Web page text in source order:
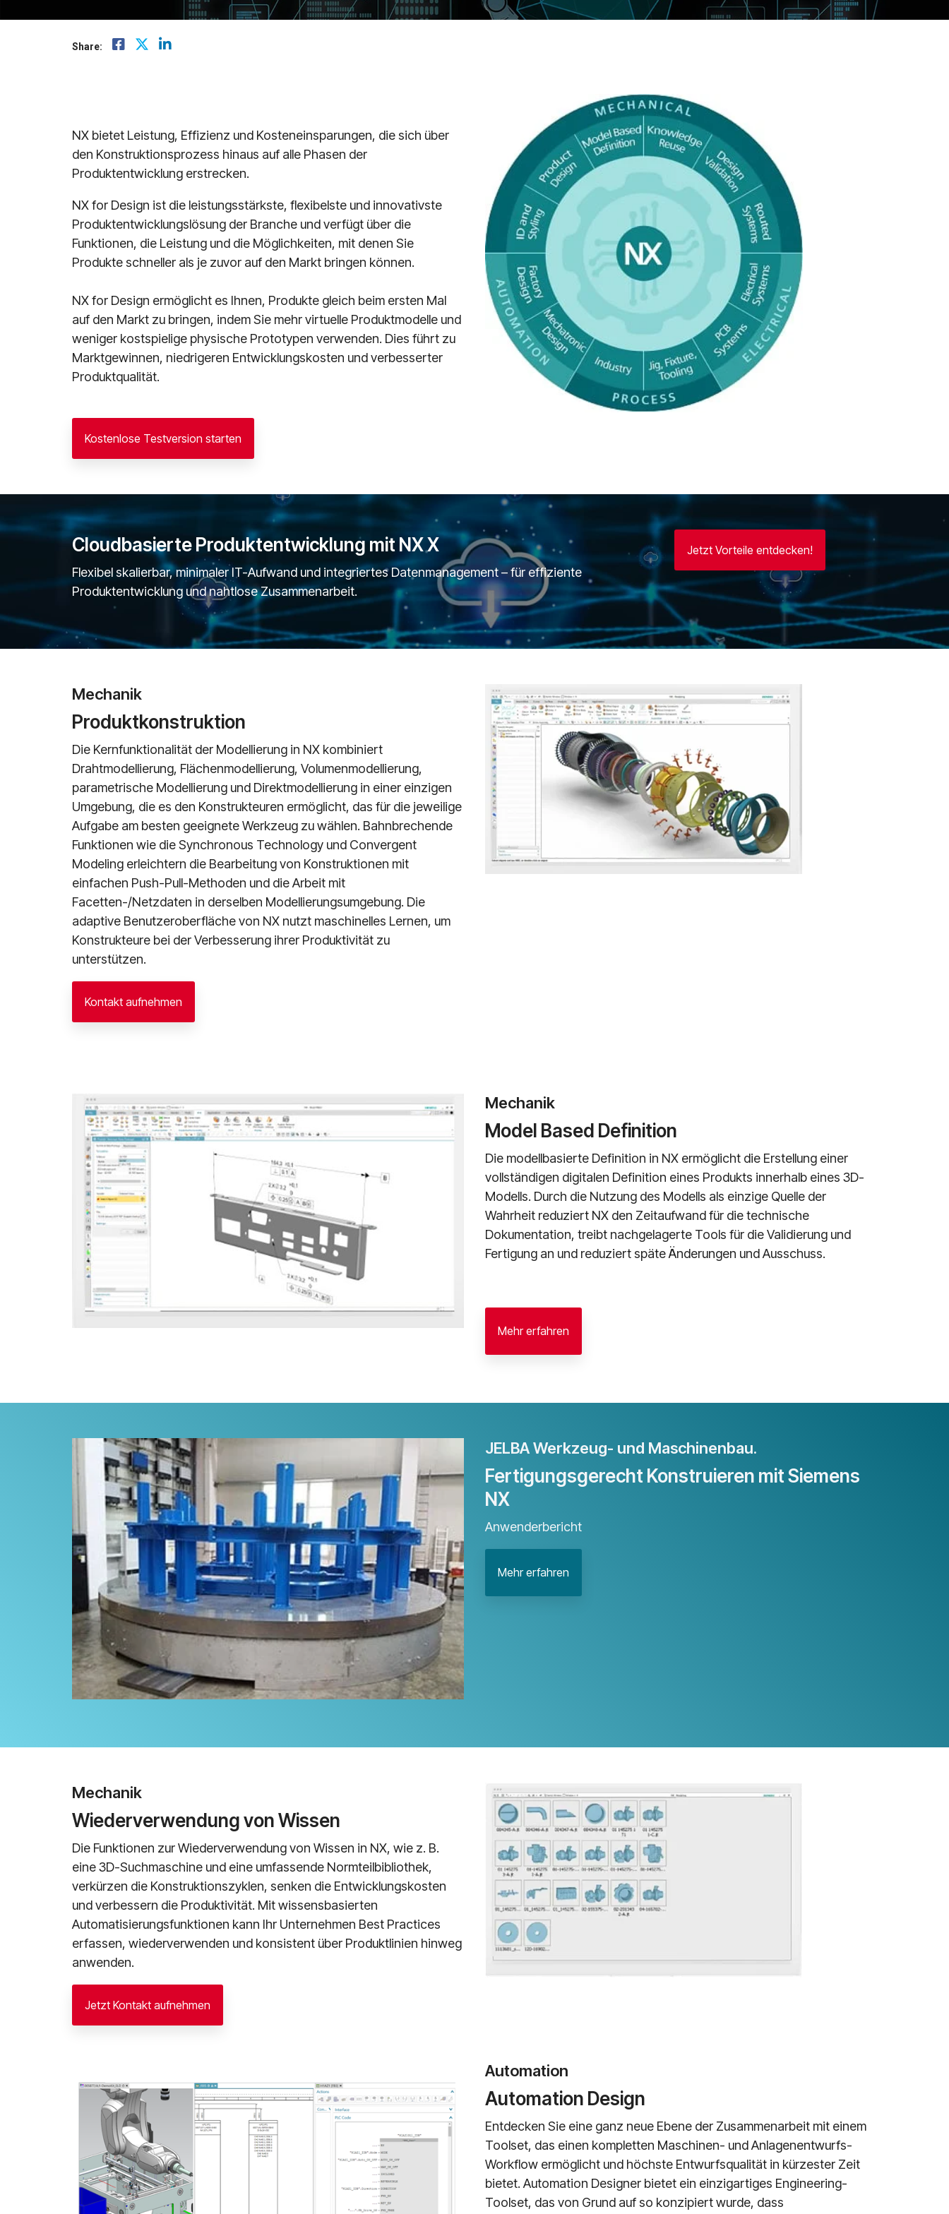
Mindsphere
Share:
NX bietet Leistung, Effizienz und Kosteneinsparungen, die sich über
den Konstruktionsprozess hinaus auf alle Phasen der
Produktentwicklung erstrecken.
NX for Design ist die leistungsstärkste, flexibelste und innovativste
Produktentwicklungslösung der Branche und verfügt über die
Funktionen, die Leistung und die Möglichkeiten, mit denen Sie
Produkte schneller als je zuvor auf den Markt bringen können.
NX for Design ermöglicht es Ihnen, Produkte gleich beim ersten Mal
auf den Markt zu bringen, indem Sie mehr virtuelle Produktmodelle und
weniger kostspielige physische Prototypen verwenden. Dies führt zu
Marktgewinnen, niedrigeren Entwicklungskosten und verbesserter
Produktqualität.
Kostenlose Testversion starten
Cloudbasierte Produktentwicklung mit NX X
Flexibel skalierbar, minimaler IT-Aufwand und integriertes Datenmanagement – für effiziente
Produktentwicklung und nahtlose Zusammenarbeit.
Jetzt Vorteile entdecken!
Mechanik
Produktkonstruktion
Die Kernfunktionalität der Modellierung in NX kombiniert
Drahtmodellierung, Flächenmodellierung, Volumenmodellierung,
parametrische Modellierung und Direktmodellierung in einer einzigen
Umgebung, die es den Konstrukteuren ermöglicht, das für die jeweilige
Aufgabe am besten geeignete Werkzeug zu wählen. Bahnbrechende
Funktionen wie die Synchronous Technology und Convergent
Modeling erleichtern die Bearbeitung von Konstruktionen mit
einfachen Push-Pull-Methoden und die Arbeit mit
Facetten-/Netzdaten in derselben Modellierungsumgebung. Die
adaptive Benutzeroberfläche von NX nutzt maschinelles Lernen, um
Konstrukteure bei der Verbesserung ihrer Produktivität zu
unterstützen.
Kontakt aufnehmen
Mechanik
Model Based Definition
Die modellbasierte Definition in NX ermöglicht die Erstellung einer
vollständigen digitalen Definition eines Produkts innerhalb eines 3D-
Modells. Durch die Nutzung des Modells als einzige Quelle der
Wahrheit reduziert NX den Zeitaufwand für die technische
Dokumentation, treibt nachgelagerte Tools für die Validierung und
Fertigung an und reduziert späte Änderungen und Ausschuss.
Mehr erfahren
JELBA Werkzeug- und Maschinenbau.
Fertigungsgerecht Konstruieren mit Siemens
NX
Anwenderbericht
Mehr erfahren
Mechanik
Wiederverwendung von Wissen
Die Funktionen zur Wiederverwendung von Wissen in NX, wie z. B.
eine 3D-Suchmaschine und eine umfassende Normteilbibliothek,
verkürzen die Konstruktionszyklen, senken die Entwicklungskosten
und verbessern die Produktivität. Mit wissensbasierten
Automatisierungsfunktionen kann Ihr Unternehmen Best Practices
erfassen, wiederverwenden und konsistent über Produktlinien hinweg
anwenden.
Jetzt Kontakt aufnehmen
Automation
Automation Design
Entdecken Sie eine ganz neue Ebene der Zusammenarbeit mit einem
Toolset, das einen kompletten Maschinen- und Anlagenentwurfs-
Workflow ermöglicht und höchste Entwurfsqualität in kürzester Zeit
bietet. Automation Designer bietet ein einzigartiges Engineering-
Toolset, das von Grund auf so konzipiert wurde, dass